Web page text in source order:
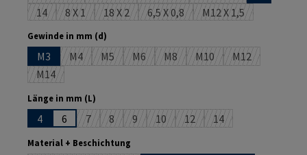
14(Diese Option ist zurzeit nicht verfügbar.)
8 X 1(Diese Option ist zurzeit nicht verfügbar.)
18 X 2(Diese Option ist zurzeit nicht verfügbar.)
6,5 X 0,8(Diese Option ist zurzeit nicht
M12 X 1,5(Diese Option ist
Gewinde in mm (d)
M3 M4(Diese Option ist zurzeit nicht verfügbar.)
M5(Diese Option ist zurzeit nicht verfügbar.)
M6(Diese Option ist zurzeit nicht verfügbar.)
M8(Diese Option ist zurzeit nicht
M10(Diese Option ist zurzeit
M12(Diese Option
M14(Diese Option ist zurzeit nicht verfügbar.)
Länge in mm (L)
4 6 7(Diese Option ist zurzeit nicht verfügbar.)
8(Diese Option ist zurzeit nicht verfügbar.)
9(Diese Option ist zurzeit nicht verfügbar.)
10(Diese Option ist zurzeit nicht
12(Diese Option ist zurzeit
14(Diese Option ist
Material + Beschichtung